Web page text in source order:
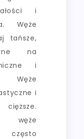
i
Węże
tańsze,
na
i
Węże
i
często